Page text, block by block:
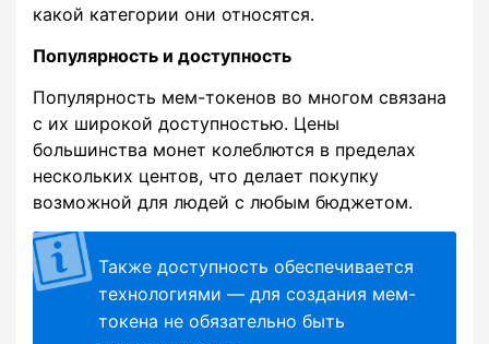
какой категории они относятся.
Популярность и доступность
Популярность мем-токенов во многом связана
с их широкой доступностью. Цены
большинства монет колеблются в пределах
нескольких центов, что делает покупку
возможной для людей с любым бюджетом.
Также доступность обеспечивается
технологиями — для создания мем-
токена не обязательно быть